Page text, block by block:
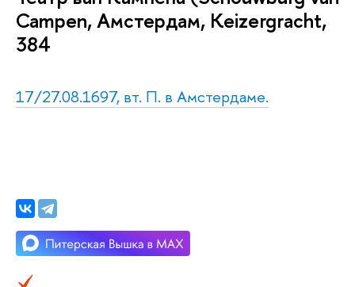
Campen, Амстердам, Keizergracht,
384
17/27.08.1697, вт. П. в Амстердаме.